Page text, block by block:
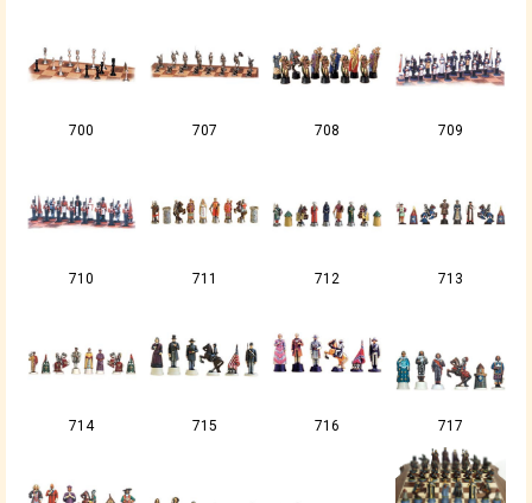
700 707 708 709
710 711 712 713
714 715 716 717